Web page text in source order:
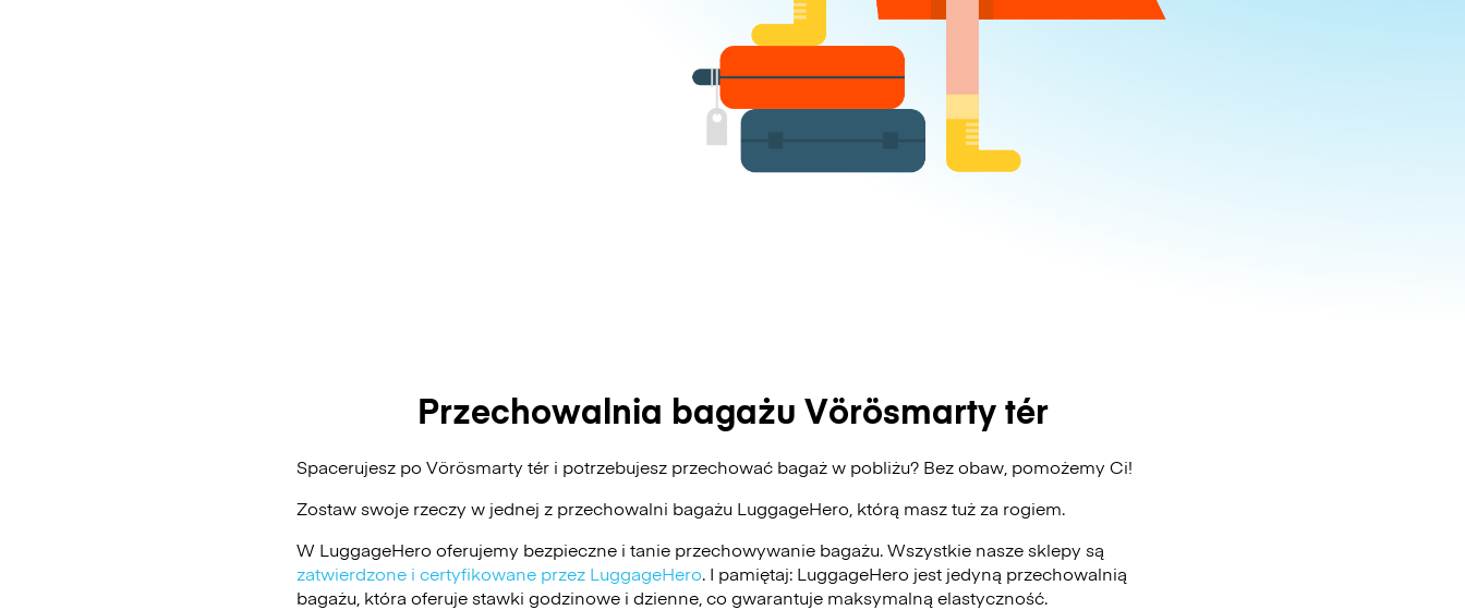
Przechowalnia bagażu Vörösmarty tér
Spacerujesz po Vörösmarty tér i potrzebujesz przechować bagaż w pobliżu? Bez obaw, pomożemy Ci!
Zostaw swoje rzeczy w jednej z przechowalni bagażu LuggageHero , którą masz tuż za rogiem.
W LuggageHero oferujemy bezpieczne i tanie przechowywanie bagażu. Wszystkie nasze sklepy są
zatwierdzone i certyfikowane przez LuggageHero. I pamiętaj: LuggageHero jest jedyną przechowalnią
bagażu, która oferuje stawki godzinowe i dzienne, co gwarantuje maksymalną elastyczność.